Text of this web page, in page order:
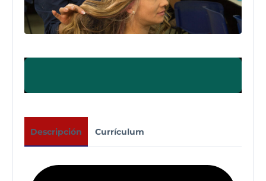
Descripción Currículum